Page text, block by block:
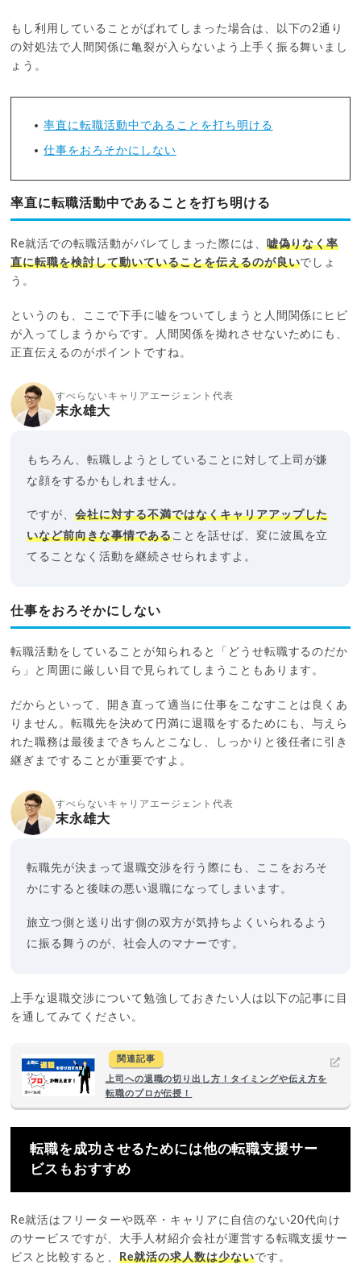
もし利用していることがばれてしまった場合は、以下の2通り
の対処法で人間関係に亀裂が入らないよう上手く振る舞いまし
ょう。
率直に転職活動中であることを打ち明ける
仕事をおろそかにしない
率直に転職活動中であることを打ち明ける
Re就活での転職活動がバレてしまった際には、 嘘偽りなく率
直に転職を検討して動いていることを伝えるのが良いでしょ
う。
というのも、ここで下手に嘘をついてしまうと人間関係にヒビ
が入ってしまうからです。人間関係を拗れさせないためにも、
正直伝えるのがポイントですね。
すべらないキャリアエージェント代表
末永雄大
もちろん、転職しようとしていることに対して上司が嫌
な顔をするかもしれません。
ですが、会社に対する不満ではなくキャリアアップした
いなど前向きな事情であることを話せば、変に波風を立
てることなく活動を継続させられますよ。
仕事をおろそかにしない
転職活動をしていることが知られると「どうせ転職するのだか
ら」と周囲に厳しい目で見られてしまうこともあります。
だからといって、開き直って適当に仕事をこなすことは良くあ
りません。転職先を決めて円満に退職をするためにも、与えら
れた職務は最後まできちんとこなし、しっかりと後任者に引き
継ぎまですることが重要ですよ。
すべらないキャリアエージェント代表
末永雄大
転職先が決まって退職交渉を行う際にも、ここをおろそ
かにすると後味の悪い退職になってしまいます。
旅立つ側と送り出す側の双方が気持ちよくいられるよう
に振る舞うのが、社会人のマナーです。
上手な退職交渉について勉強しておきたい人は以下の記事に目
を通してみてください。
関連記事
上司への退職の切り出し方！タイミングや伝え方を
転職のプロが伝授！
転職を成功させるためには他の転職支援サー
ビスもおすすめ
Re就活はフリーターや既卒・キャリアに自信のない20代向け
のサービスですが、大手人材紹介会社が運営する転職支援サー
ビスと比較すると、Re就活の求人数は少ないです。